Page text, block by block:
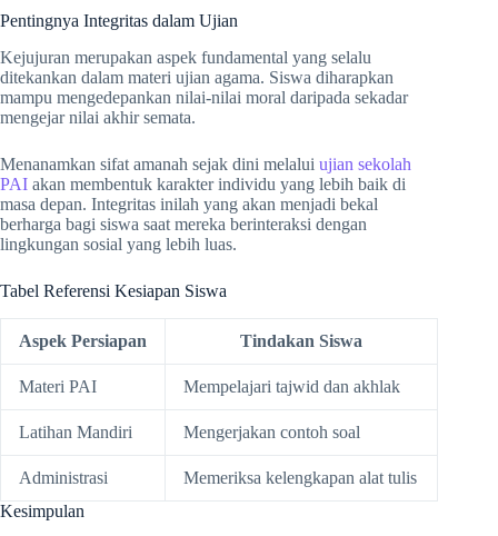
Pentingnya Integritas dalam Ujian
Kejujuran merupakan aspek fundamental yang selalu
ditekankan dalam materi ujian agama. Siswa diharapkan
mampu mengedepankan nilai-nilai moral daripada sekadar
mengejar nilai akhir semata.
Menanamkan sifat amanah sejak dini melalui ujian sekolah
PAI akan membentuk karakter individu yang lebih baik di
masa depan. Integritas inilah yang akan menjadi bekal
berharga bagi siswa saat mereka berinteraksi dengan
lingkungan sosial yang lebih luas.
Tabel Referensi Kesiapan Siswa
Aspek Persiapan Tindakan Siswa
Materi PAI Mempelajari tajwid dan akhlak
Latihan Mandiri Mengerjakan contoh soal
Administrasi
Memeriksa kelengkapan alat tulis
Kesimpulan